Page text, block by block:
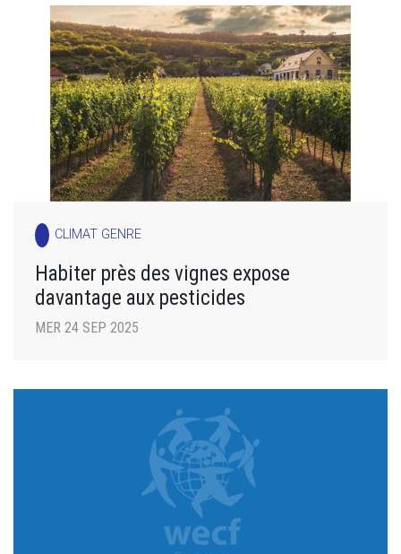
CLIMAT GENRE
Habiter près des vignes expose
davantage aux pesticides
MER 24 SEP 2025